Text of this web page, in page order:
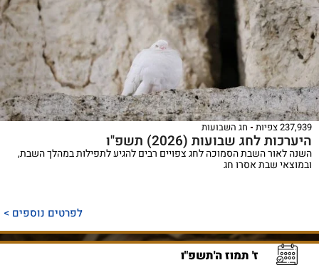
237,939 צפיות חג השבועות
היערכות לחג שבועות (2026) תשפ"ו
השנה לאור השבת הסמוכה לחג צפויים רבים להגיע לתפילות במהלך השבת,
ובמוצאי שבת אסרו חג
לפרטים נוספים >
ז' תמוז ה'תשפ"ו